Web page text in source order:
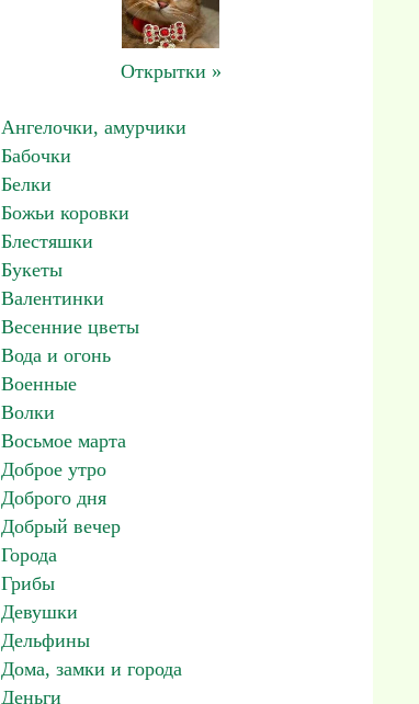
Открытки »
Ангелочки, амурчики
Бабочки
Белки
Божьи коровки
Блестяшки
Букеты
Валентинки
Весенние цветы
Вода и огонь
Военные
Волки
Восьмое марта
Доброе утро
Доброго дня
Добрый вечер
Города
Грибы
Девушки
Дельфины
Дома, замки и города
Деньги